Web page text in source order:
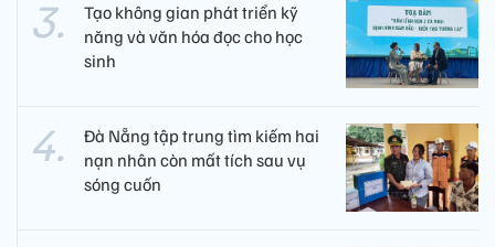
Tạo không gian phát triển kỹ
năng và văn hóa đọc cho học
sinh
Đà Nẵng tập trung tìm kiếm hai
nạn nhân còn mất tích sau vụ
sóng cuốn